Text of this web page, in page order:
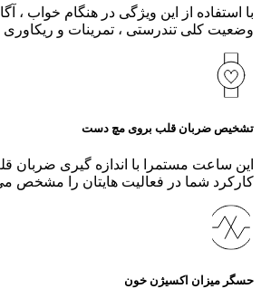
با استفاده از این ویژگی در هنگام خواب ،
وضعیت کلی تندرستی ، تمرینات و ریکاوری
تشخیص ضربان قلب بروی مچ دست
این ساعت مستمرا با اندازه گیری ضربان
کارکرد شما در فعالیت هایتان را مشخص
حسگر میزان اکسیژن خون